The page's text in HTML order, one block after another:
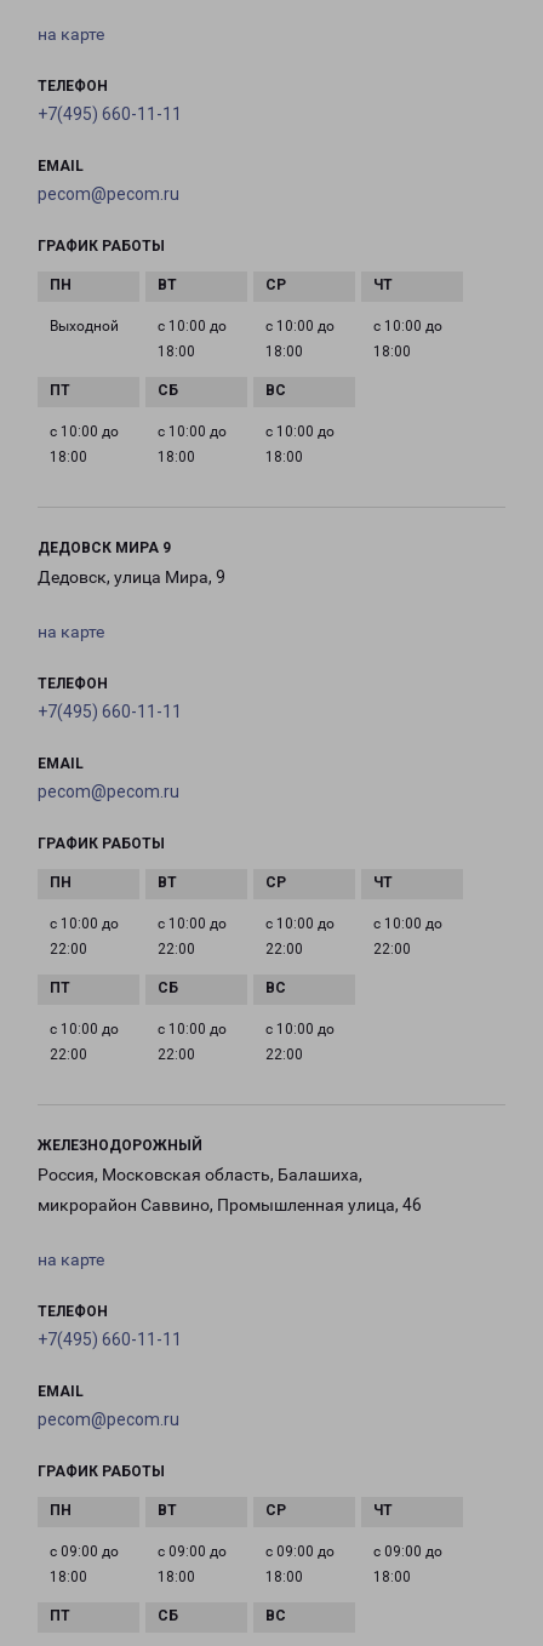
на карте
ТЕЛЕФОН
+7(495) 660-11-11
EMAIL
pecom@pecom.ru
ГРАФИК РАБОТЫ
Выходной
с 10:00 до
18:00
с 10:00 до
18:00
с 10:00 до
18:00
с 10:00 до
18:00
с 10:00 до
18:00
с 10:00 до
18:00
ДЕДОВСК МИРА 9
Дедовск, улица Мира, 9
на карте
ТЕЛЕФОН
+7(495) 660-11-11
EMAIL
pecom@pecom.ru
ГРАФИК РАБОТЫ
с 10:00 до
22:00
с 10:00 до
22:00
с 10:00 до
22:00
с 10:00 до
22:00
с 10:00 до
22:00
с 10:00 до
22:00
с 10:00 до
22:00
ЖЕЛЕЗНОДОРОЖНЫЙ
Россия, Московская область, Балашиха,
микрорайон Саввино, Промышленная улица, 46
на карте
ТЕЛЕФОН
+7(495) 660-11-11
EMAIL
pecom@pecom.ru
ГРАФИК РАБОТЫ
с 09:00 до
18:00
с 09:00 до
18:00
с 09:00 до
18:00
с 09:00 до
18:00